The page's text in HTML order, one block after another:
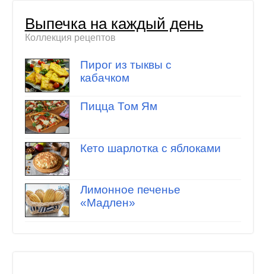
Выпечка на каждый день
Коллекция рецептов
Пирог из тыквы с
кабачком
Пицца Том Ям
Кето шарлотка с яблоками
Лимонное печенье
«Мадлен»